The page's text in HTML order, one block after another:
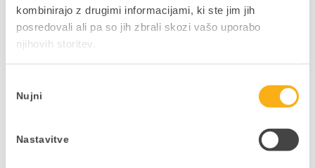
kombinirajo z drugimi informacijami, ki ste jim jih
posredovali ali pa so jih zbrali skozi vašo uporabo
njihovih storitev.
soglasja
Nujni
Nastavitve
+386 (0)2 330 53 50
podpora@jamada.si